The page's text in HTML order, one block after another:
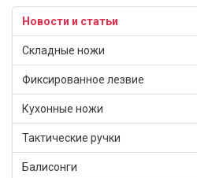
Новости и статьи
Складные ножи
Фиксированное лезвие
Кухонные ножи
Тактические ручки
Балисонги